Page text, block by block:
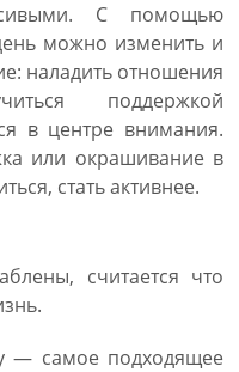
С помощью
можно изменить и
наладить отношения
поддержкой
в центре внимания.
или окрашивание в
стать активнее.
считается что
— самое подходящее